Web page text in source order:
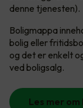
denne tjenesten).
Boligmappa
bolig eller
og det er enkelt
ved boligsalg.
Les mer